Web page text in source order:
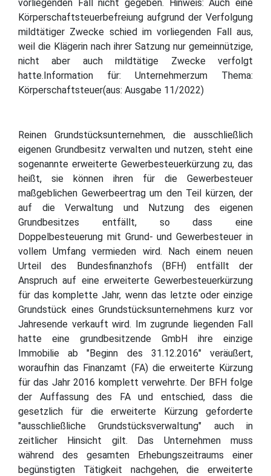
vorliegenden Fall nicht gegeben. Hinweis: Auch eine
Körperschaftsteuerbefreiung aufgrund der Verfolgung
mildtätiger Zwecke schied im vorliegenden Fall aus,
weil die Klägerin nach ihrer Satzung nur gemeinnützige,
nicht aber auch mildtätige Zwecke verfolgt
hatte.Information für: Unternehmerzum Thema:
Körperschaftsteuer(aus: Ausgabe 11/2022)
Reinen Grundstücksunternehmen, die ausschließlich
eigenen Grundbesitz verwalten und nutzen, steht eine
sogenannte erweiterte Gewerbesteuerkürzung zu, das
heißt, sie können ihren für die Gewerbesteuer
maßgeblichen Gewerbeertrag um den Teil kürzen, der
auf die Verwaltung und Nutzung des eigenen
Grundbesitzes entfällt, so dass eine
Doppelbesteuerung mit Grund- und Gewerbesteuer in
vollem Umfang vermieden wird. Nach einem neuen
Urteil des Bundesfinanzhofs (BFH) entfällt der
Anspruch auf eine erweiterte Gewerbesteuerkürzung
für das komplette Jahr, wenn das letzte oder einzige
Grundstück eines Grundstücksunternehmens kurz vor
Jahresende verkauft wird. Im zugrunde liegenden Fall
hatte eine grundbesitzende GmbH ihre einzige
Immobilie ab "Beginn des 31.12.2016" veräußert,
woraufhin das Finanzamt (FA) die erweiterte Kürzung
für das Jahr 2016 komplett verwehrte. Der BFH folge
der Auffassung des FA und entschied, dass die
gesetzlich für die erweiterte Kürzung geforderte
"ausschließliche Grundstücksverwaltung" auch in
zeitlicher Hinsicht gilt. Das Unternehmen muss
während des gesamten Erhebungszeitraums einer
begünstigten Tätigkeit nachgehen, die erweiterte